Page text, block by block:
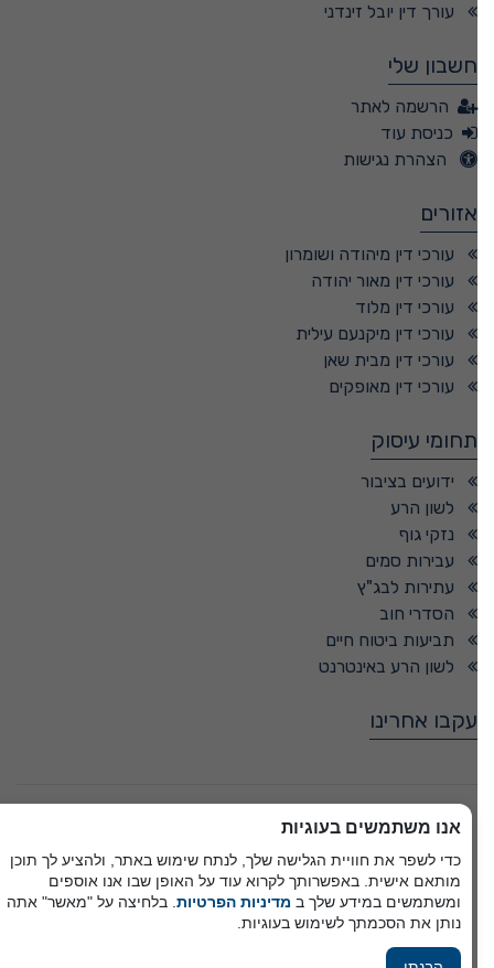
עורך דין יובל זינדני
חשבון שלי
הרשמה לאתר
כניסת עוד
הצהרת נגישות
אזורים
עורכי דין מיהודה ושומרון
עורכי דין מאור יהודה
עורכי דין מלוד
עורכי דין מיקנעם עילית
עורכי דין מבית שאן
עורכי דין מאופקים
תחומי עיסוק
ידועים בציבור
לשון הרע
נזקי גוף
עבירות סמים
עתירות לבג"ץ
הסדרי חוב
תביעות ביטוח חיים
לשון הרע באינטרנט
עקבו אחרינו
פיתוח A&A Digital Agency
מביתאלמיר מערכות תוכנה
אנו משתמשים בעוגיות
כדי לשפר את חוויית הגלישה שלך, לנתח שימוש באתר, ולהציע לך תוכן
מותאם אישית. באפשרותך לקרוא עוד על האופן שבו אנו אוספים
ומשתמשים במידע שלך ב מדיניות הפרטיות. בלחיצה על "מאשר" אתה
נותן את הסכמתך לשימוש בעוגיות.